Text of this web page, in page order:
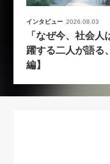
インタビュー 2026.08.03
「なぜ今、社会
躍する二人が語る
編】